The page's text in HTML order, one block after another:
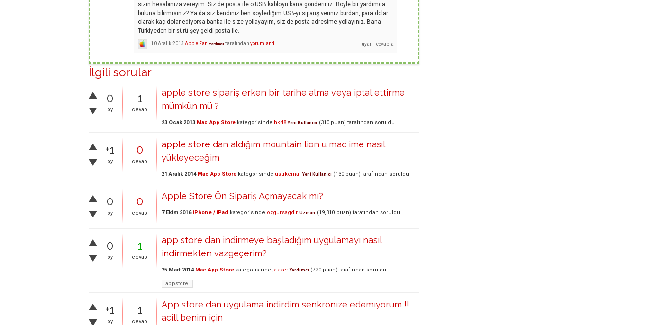
sizin hesabınıza vereyim. Siz de posta ile o USB kabloyu bana gönderiniz. Böyle bir yardımda
buluna bilirmisiniz? Ya da siz kendiniz ben söylediğim USB-yi sipariş veriniz burdan, para dolar
olarak kaç dolar ediyorsa banka ile size yollayayım, siz de posta adresime yollayınız. Bana
Türkiyeden bir sürü şey geldi posta ile.
10 Aralık 2013 Apple Fan Yardımcı tarafından yorumlandı
İlgili sorular
0
oy
1
cevap
apple store sipariş erken bir tarihe alma veya iptal ettirme
mümkün mü ?
23 Ocak 2013 Mac App Store kategorisinde hk48 Yeni Kullanıcı (310 puan) tarafından soruldu
+1
oy
0
cevap
apple store dan aldığım mountain lion u mac ime nasıl
yükleyeceğim
21 Aralık 2014 Mac App Store kategorisinde ustrkemal Yeni Kullanıcı (130 puan) tarafından soruldu
0
oy
0
cevap
Apple Store Ön Sipariş Açmayacak mı?
7 Ekim 2016 iPhone / iPad kategorisinde ozgursagdir Uzman (19,310 puan) tarafından soruldu
0
oy
1
cevap
app store dan indirmeye başladığım uygulamayı nasıl
indirmekten vazgeçerim?
25 Mart 2014 Mac App Store kategorisinde jazzer Yardımcı (720 puan) tarafından soruldu
appstore
+1
oy
1
cevap
App store dan uygulama indirdim senkronıze edemıyorum !!
acill benim için